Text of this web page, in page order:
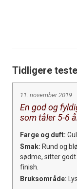
Tidligere
11. november 2019
En god og
som tåler 5-6
Farge og duft:
Smak: Rund og
sødme, sitter
finish.
Bruksområde: